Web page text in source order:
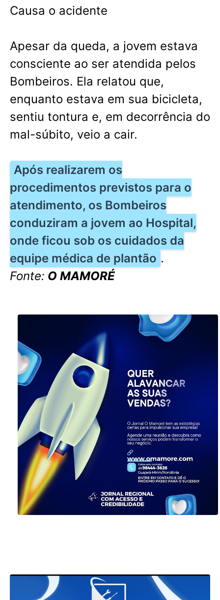
Causa o acidente
Apesar da queda, a jovem estava
consciente ao ser atendida pelos
Bombeiros. Ela relatou que,
enquanto estava em sua bicicleta,
sentiu tontura e, em decorrência do
mal-súbito, veio a cair.
Após realizarem os
procedimentos previstos para o
atendimento, os Bombeiros
conduziram a jovem ao Hospital,
onde ficou sob os cuidados da
equipe médica de plantão .
Fonte: O MAMORÉ